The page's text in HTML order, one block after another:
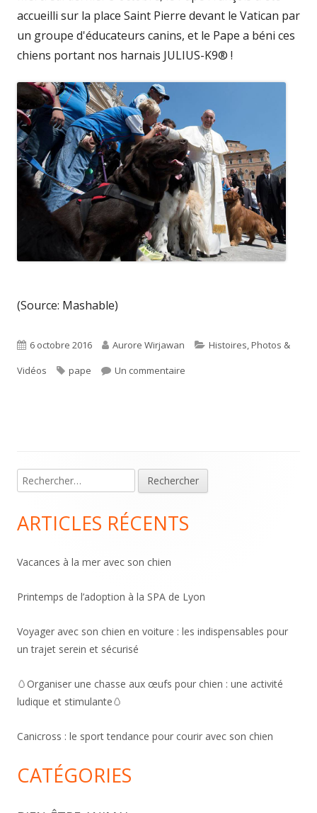
accueilli sur la place Saint Pierre devant le Vatican par
un groupe d'éducateurs canins, et le Pape a béni ces
chiens portant nos harnais JULIUS-K9® !
(Source: Mashable)
Published
on
6 octobre 2016 Author
Aurore Wirjawan Categories
Histoires, Photos &
Vidéos
Tags
pape Un commentaire
Main
Rechercher :
ARTICLES RÉCENTS
Vacances à la mer avec son chien
Printemps de l’adoption à la SPA de Lyon
Voyager avec son chien en voiture : les indispensables pour
un trajet serein et sécurisé
🥚Organiser une chasse aux œufs pour chien : une activité
ludique et stimulante🥚
Canicross : le sport tendance pour courir avec son chien
CATÉGORIES